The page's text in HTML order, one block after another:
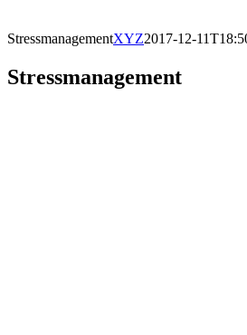
StressmanagementXYZ2017-12-
Stressmanagement